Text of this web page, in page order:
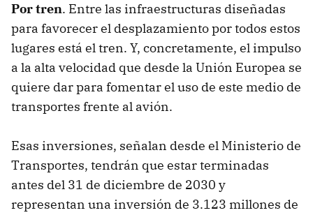
Por tren. Entre las infraestructuras diseñadas
para favorecer el desplazamiento por todos estos
lugares está el tren. Y, concretamente, el impulso
a la alta velocidad que desde la Unión Europea se
quiere dar para fomentar el uso de este medio de
transportes frente al avión.
Esas inversiones, señalan desde el Ministerio de
Transportes, tendrán que estar terminadas
antes del 31 de diciembre de 2030 y
representan una inversión de 3.123 millones de